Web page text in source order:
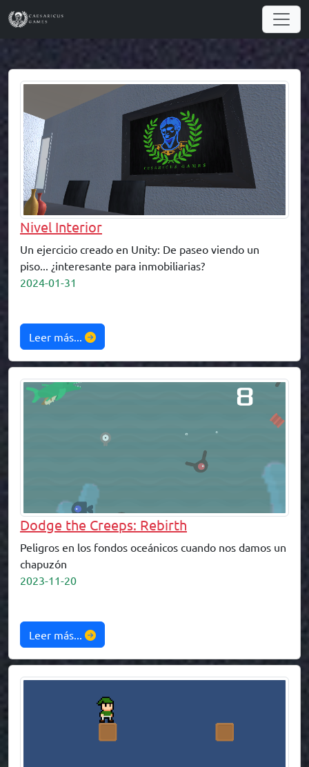
Nivel Interior
Un ejercicio creado en Unity: De paseo viendo un
piso... ¿interesante para inmobiliarias?
2024-01-31
Leer más...
Dodge the Creeps: Rebirth
Peligros en los fondos oceánicos cuando nos damos un
chapuzón
2023-11-20
Leer más...